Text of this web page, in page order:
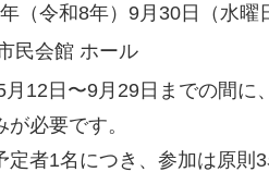
（令和8年）9月30日（水曜
民会館 ホール
月12日〜9月29日までの間に
必要です。
定者1名につき、参加は原則3